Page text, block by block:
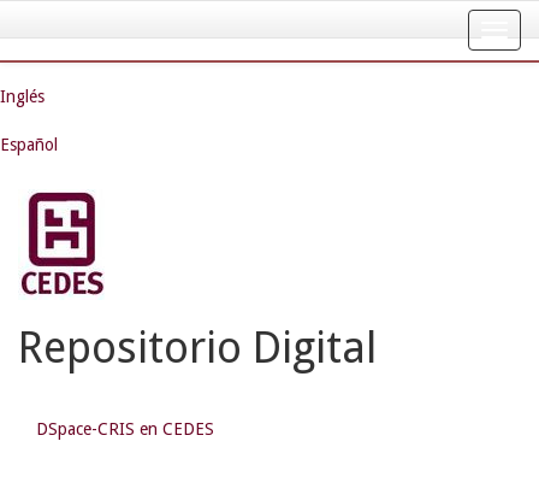
navigation
Inglés
Español
Repositorio Digital
DSpace-CRIS en CEDES